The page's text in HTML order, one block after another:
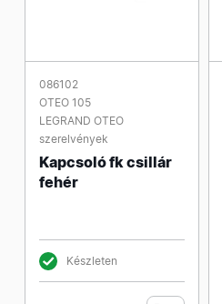
086102
OTEO 105
LEGRAND OTEO
szerelvények
Kapcsoló fk csillár
fehér
Készleten